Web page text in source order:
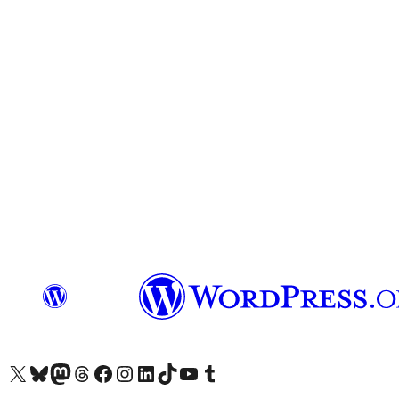
Visit our X (formerly Twitter) account
ہمارے بلیواسکائی اکاؤنٹ پر جائیں
Visit our Mastodon account
ہمارے ٹھریڈز اکاؤنٹ پر جائیں
Visit our Facebook page
Visit our Instagram account
Visit our LinkedIn account
ہمارے ٹک ٹاک اکاؤنٹ پر جائیں
Visit our YouTube channel
ہمارے ٹمبلر اکاؤنٹ پر جائیں